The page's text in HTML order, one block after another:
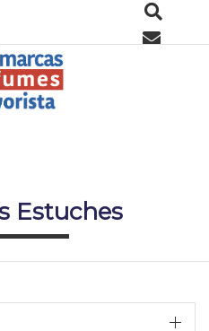
Estuches